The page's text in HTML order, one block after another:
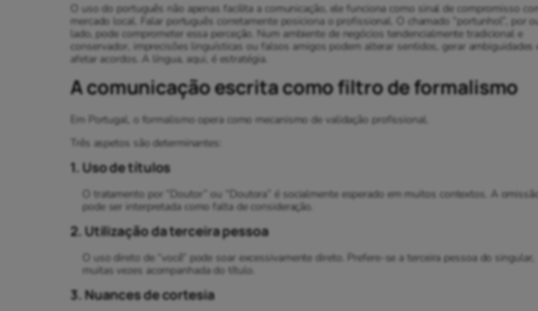
O uso do português não apenas facilita a comunicação, ele funciona como sinal de compromisso
mercado local. Falar português corretamente posiciona o profissional. O chamado “portunhol”, por
lado, pode comprometer essa perceção. Num ambiente de negócios tendencialmente tradicional e
conservador, imprecisões linguísticas ou falsos amigos podem alterar sentidos, gerar ambiguidades
afetar acordos. A língua, aqui, é estratégia.
A comunicação escrita como filtro de formalismo
Em Portugal, o formalismo opera como mecanismo de validação profissional.
Três aspetos são determinantes:
1. Uso de títulos
O tratamento por “Doutor” ou “Doutora” é socialmente esperado em muitos contextos. A
pode ser interpretada como falta de consideração.
2. Utilização da terceira pessoa
O uso direto de “você” pode soar excessivamente direto. Prefere-se a terceira pessoa do singular,
muitas vezes acompanhada do título.
3. Nuances de cortesia